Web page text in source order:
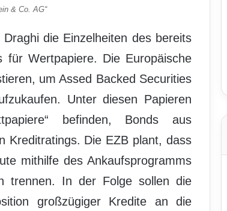
& Co. AG“
die Einzelheiten des bereits
für Wertpapiere. Die Europäische
um Assed Backed Securities
Unter diesen Papieren
befinden, Bonds aus
Kreditratings. Die EZB plant, dass
mithilfe des Ankaufsprogramms
trennen. In der Folge sollen die
großzügiger Kredite an die